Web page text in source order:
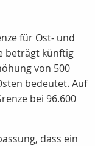
für Ost- und
beträgt künftig
von 500
bedeutet. Auf
bei 96.600
dass ein